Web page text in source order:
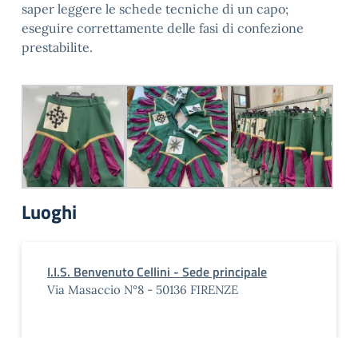
saper leggere le schede tecniche di un capo;
eseguire correttamente delle fasi di confezione
prestabilite.
Luoghi
I.I.S. Benvenuto Cellini - Sede principale
Via Masaccio N°8 - 50136 FIRENZE